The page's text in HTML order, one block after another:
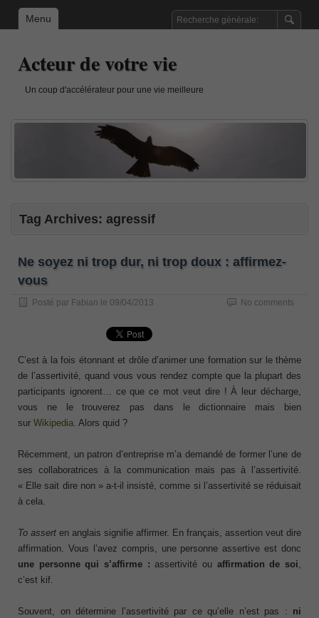
Menu
Acteur de votre vie
Un coup d'accélérateur pour une vie meilleure
Tag Archives: agressif
Ne soyez ni trop dur, ni trop doux : affirmez-
vous
Posté par Fabian le 09/04/2013 No comments
C’est à la fois étonnant et drôle d’animer une formation sur le thème
de l’assertivité, quand vous vous rendez compte que la plupart des
participants ignorent… ce que ce mot veut dire ! À leur décharge,
vous ne le trouverez pas dans le dictionnaire mais bien
sur Wikipedia . Alors quid ?
Récemment, un patron d’entreprise m’a demandé de former l’une de
ses collaboratrices à la communication mais pas à l’assertivité.
« Elle sait dire non » a-t-il insisté, comme si l’assertivité se réduisait
à cela.
To assert en anglais signifie affirmer. En français, assertion veut dire
affirmation. Vous l’avez compris, une personne assertive est donc
une personne qui s’affirme : assertivité ou affirmation de soi
c’est kif.
Souvent, on détermine l’assertivité par ce qu’elle n’est pas : ni